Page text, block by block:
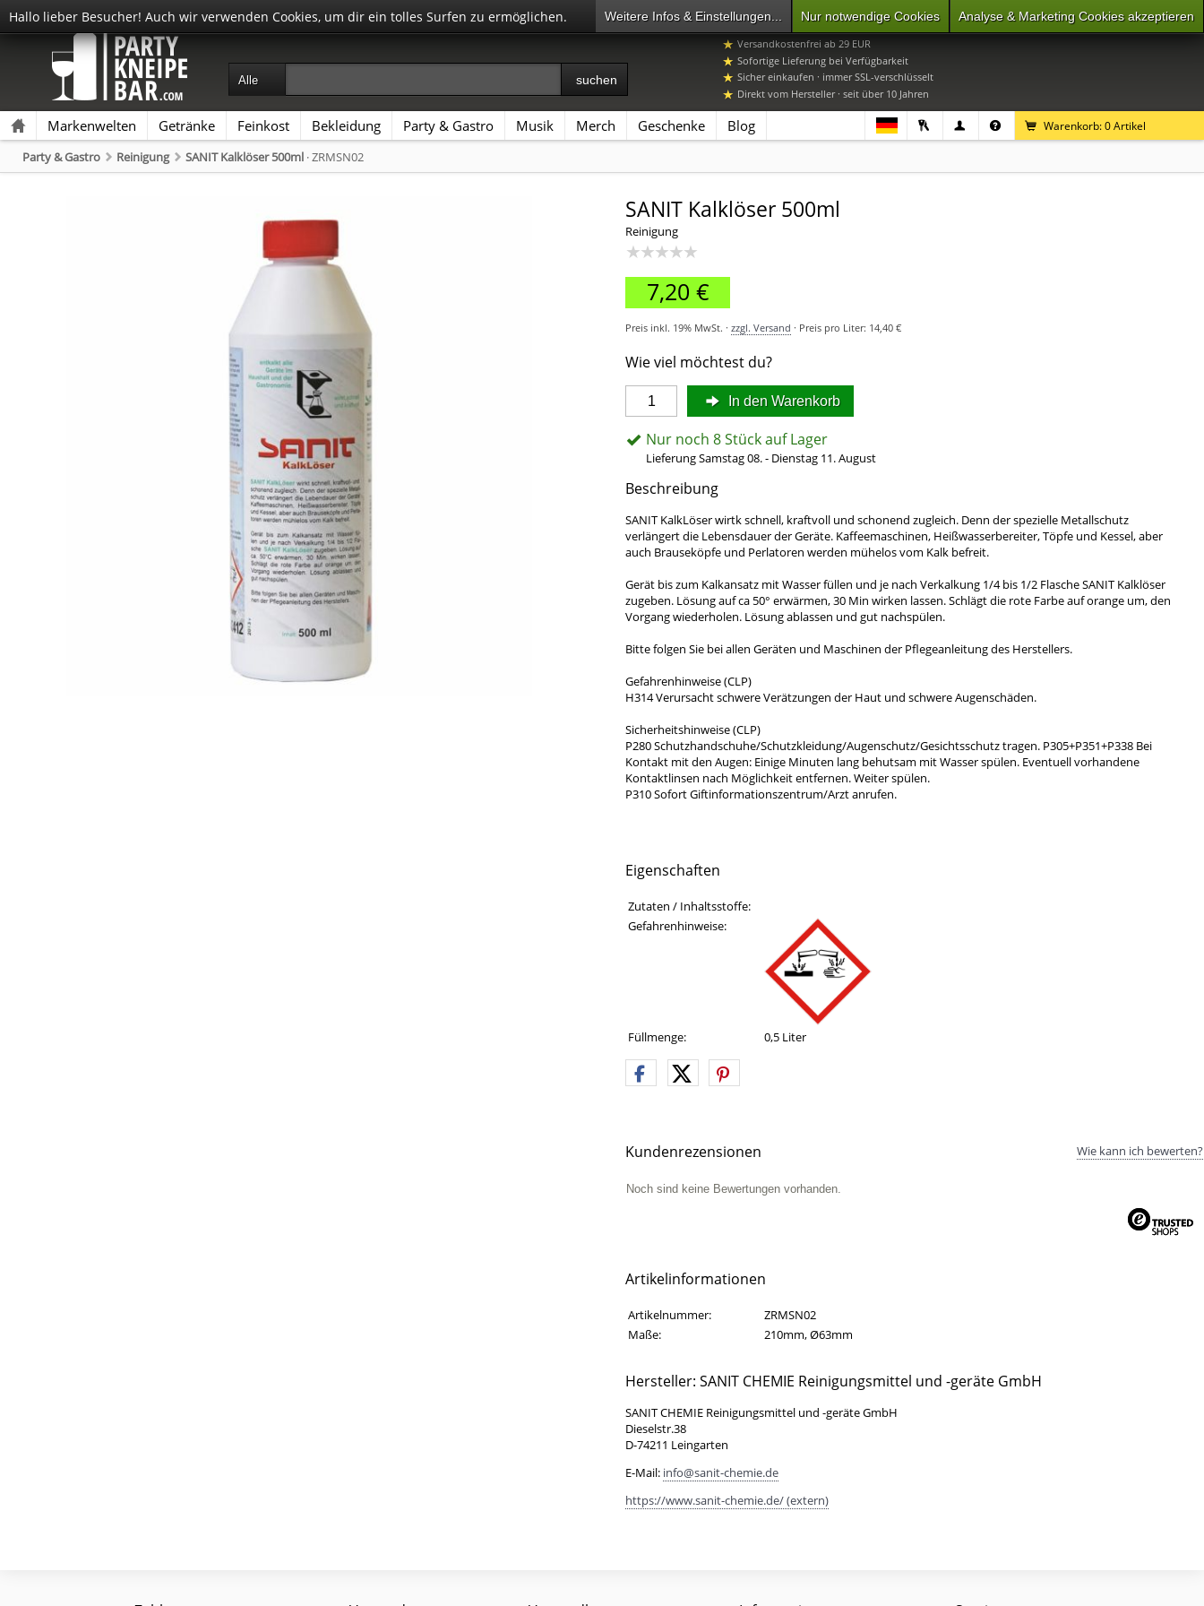
Warenkorb:0Artikel
Markenwelten Getränke Feinkost Bekleidung Party & Gastro Musik Merch Geschenke Blog
07392 96649-0 Mo-Do 9-16 Uhr, Fr 9-15 Uhr
Versandkostenfrei ab 29 EUR
Sofortige Lieferung bei Verfügbarkeit
Sicher einkaufen · immer SSL-verschlüsselt
Direkt vom Hersteller · seit über 10 Jahren
Party & Gastro Reinigung SANIT Kalklöser 500ml · ZRMSN02
SANIT Kalklöser 500ml
Reinigung
★★★★★
7,20 €
Preis inkl. 19% MwSt. · zzgl. Versand · Preis pro Liter: 14,40 €
Wie viel möchtest du?
In den Warenkorb
Nur noch 8 Stück auf Lager
Lieferung Samstag 08. - Dienstag 11. August
Beschreibung
SANIT KalkLöser wirtk schnell, kraftvoll und schonend zugleich. Denn der spezielle Metallschutz
verlängert die Lebensdauer der Geräte. Kaffeemaschinen, Heißwasserbereiter, Töpfe und Kessel, aber
auch Brauseköpfe und Perlatoren werden mühelos vom Kalk befreit.
Gerät bis zum Kalkansatz mit Wasser füllen und je nach Verkalkung 1/4 bis 1/2 Flasche SANIT Kalklöser
zugeben. Lösung auf ca 50° erwärmen, 30 Min wirken lassen. Schlägt die rote Farbe auf orange um, den
Vorgang wiederholen. Lösung ablassen und gut nachspülen.
Bitte folgen Sie bei allen Geräten und Maschinen der Pflegeanleitung des Herstellers.
Gefahrenhinweise (CLP)
H314 Verursacht schwere Verätzungen der Haut und schwere Augenschäden.
Sicherheitshinweise (CLP)
P280 Schutzhandschuhe/Schutzkleidung/Augenschutz/Gesichtsschutz tragen. P305+P351+P338 Bei
Kontakt mit den Augen: Einige Minuten lang behutsam mit Wasser spülen. Eventuell vorhandene
Kontaktlinsen nach Möglichkeit entfernen. Weiter spülen.
P310 Sofort Giftinformationszentrum/Arzt anrufen.
Eigenschaften
Eigenschaften des Produkts
Eigenschaft Wert
Zutaten / Inhaltsstoffe:
Gefahrenhinweise:
Füllmenge: 0,5 Liter
Kundenrezensionen Wie kann ich bewerten?
Noch sind keine Bewertungen vorhanden.
Artikelinformationen
Artikelinformationen
Eigenschaft Wert
Artikelnummer:
ZRMSN02
Maße:
210mm, Ø63mm
Hersteller: SANIT CHEMIE Reinigungsmittel und -geräte GmbH
SANIT CHEMIE Reinigungsmittel und -geräte GmbH
Dieselstr.38
D-74211 Leingarten
E-Mail: info@sanit-chemie.de
https://www.sanit-chemie.de/ (extern)
Hallo lieber Besucher! Auch wir verwenden Cookies, um dir ein tolles Surfen zu ermöglichen. Analyse & Marketing Cookies akzeptieren
Nur notwendige Cookies
Weitere Infos & Einstellungen...